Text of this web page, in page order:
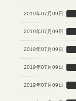
2019年07月09日
2019年07月09日
2019年07月09日
2019年07月09日
2019年07月09日